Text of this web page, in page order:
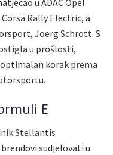
Rally Electric, a
Joerg Schrott. S
u prošlosti,
korak prema
E
Stellantis
sudjelovati u